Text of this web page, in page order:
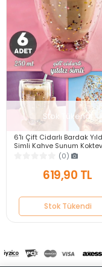
Stok Tükendi
6'lı Çift Cidarlı Bardak
Simli Kahve Sunum
Bardağı Isıya Dayanıklı
Borosilikat 250ml
(0)
619,90 TL
Stok Tükendi